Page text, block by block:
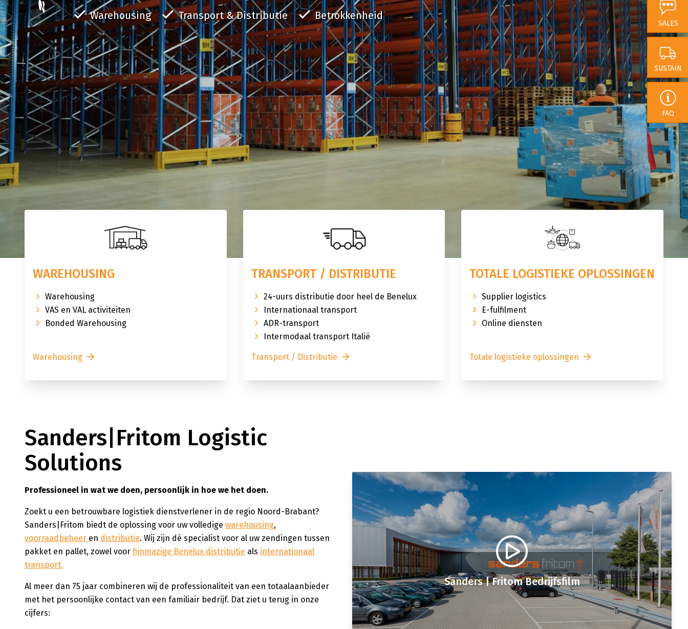
Transport / Distributie
Vanuit ons distributiecentrum in Uden verzorgen wij
de opslag en distributie van uw goederen. Van 24-
uurs distributie tot aan ADR-transport.
Op zoek naar ruimte om uw goederen veilig op te
slaan? Dan bent u bij Sanders|Fritom aan het goede
adres. Wij beschikken over een in 2020
nieuwgebouwd distributiecentrum van bijna 20.000
m2. In augustus 2023 hebben we ons nieuwe
warehouse geopend op Jagersveld 11 te Uden, vlakbij
ons hoofdpand. Met een indrukwekkende capaciteit
van 10.000 vierkante meter en ruimte voor 20.000
palletplaatsen.
Het gemak van warehousing en distributie in één?
Met totale logistieke oplossingen van Sanders|Fritom
heeft u geen omkijken meer naar de logistieke keten.
Fueled to Sustain
Bij Sanders|Fritom zijn wij bewust van onze impact. In
onze strategie hebben we bepaald dat we ons als
logistiek dienstverlener willen onderscheiden door
duurzame maatschappelijke betrokkenheidte
combineren met klantgerichtheid, flexibiliteit en
ondernemerschap.
Over ons
Logistiek als passie: dat is hoe wij bij Sanders|Fritom
omgaan met onze dagelijkse bedrijfsvoering. Meer
weten over ons?
SALES
SUSTAIN
FAQ
Warehousing Transport & Distributie Betrokkenheid
WAREHOUSING
Warehousing
VAS en VAL activiteiten
Bonded Warehousing
Warehousing
TRANSPORT / DISTRIBUTIE
24-uurs distributie door heel de Benelux
Internationaal transport
ADR-transport
Intermodaal transport Italië
Transport / Distributie
TOTALE LOGISTIEKE OPLOSSINGEN
Supplier logistics
E-fulfilment
Online diensten
Totale logistieke oplossingen
Sanders|Fritom Logistic
Solutions
Professioneel in wat we doen, persoonlijk in hoe we het doen.
Zoekt u een betrouwbare logistiek dienstverlener in de regio Noord-Brabant?
Sanders|Fritom biedt de oplossing voor uw volledige warehousing,
voorraadbeheer en distributie. Wij zijn dé specialist voor al uw zendingen tussen
pakket en pallet, zowel voor fijnmazige Benelux distributie als internationaal
transport.
Al meer dan 75 jaar combineren wij de professionaliteit van een totaalaanbieder
met het persoonlijke contact van een familiair bedrijf. Dat ziet u terug in onze
cijfers:
Sanders | Fritom Bedrijfsfilm